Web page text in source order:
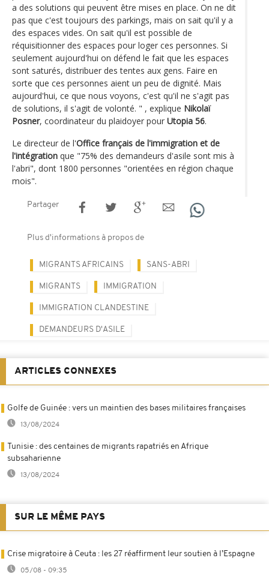
a des solutions qui peuvent être mises en place. On ne dit
pas que c'est toujours des parkings, mais on sait qu'il y a
des espaces vides. On sait qu'il est possible de
réquisitionner des espaces pour loger ces personnes. Si
seulement aujourd'hui on défend le fait que les espaces
sont saturés, distribuer des tentes aux gens. Faire en
sorte que ces personnes aient un peu de dignité. Mais
aujourd'hui, ce que nous voyons, c'est qu'il ne s'agit pas
de solutions, il s'agit de volonté. " , explique Nikolaï
Posner, coordinateur du plaidoyer pour Utopia 56.
Le directeur de l'Office français de l'immigration et de
l'intégration que "75% des demandeurs d'asile sont mis à
l'abri", dont 1800 personnes "orientées en région chaque
mois".
Partager
Plus d'informations à propos de
MIGRANTS AFRICAINS SANS-ABRI
MIGRANTS IMMIGRATION
IMMIGRATION CLANDESTINE
DEMANDEURS D'ASILE
ARTICLES CONNEXES
Golfe de Guinée : vers un maintien des bases militaires françaises
13/08/2024
Tunisie : des centaines de migrants rapatriés en Afrique
subsaharienne
13/08/2024
SUR LE MÊME PAYS
Crise migratoire à Ceuta : les 27 réaffirment leur soutien à l’Espagne
05/08 - 09:35